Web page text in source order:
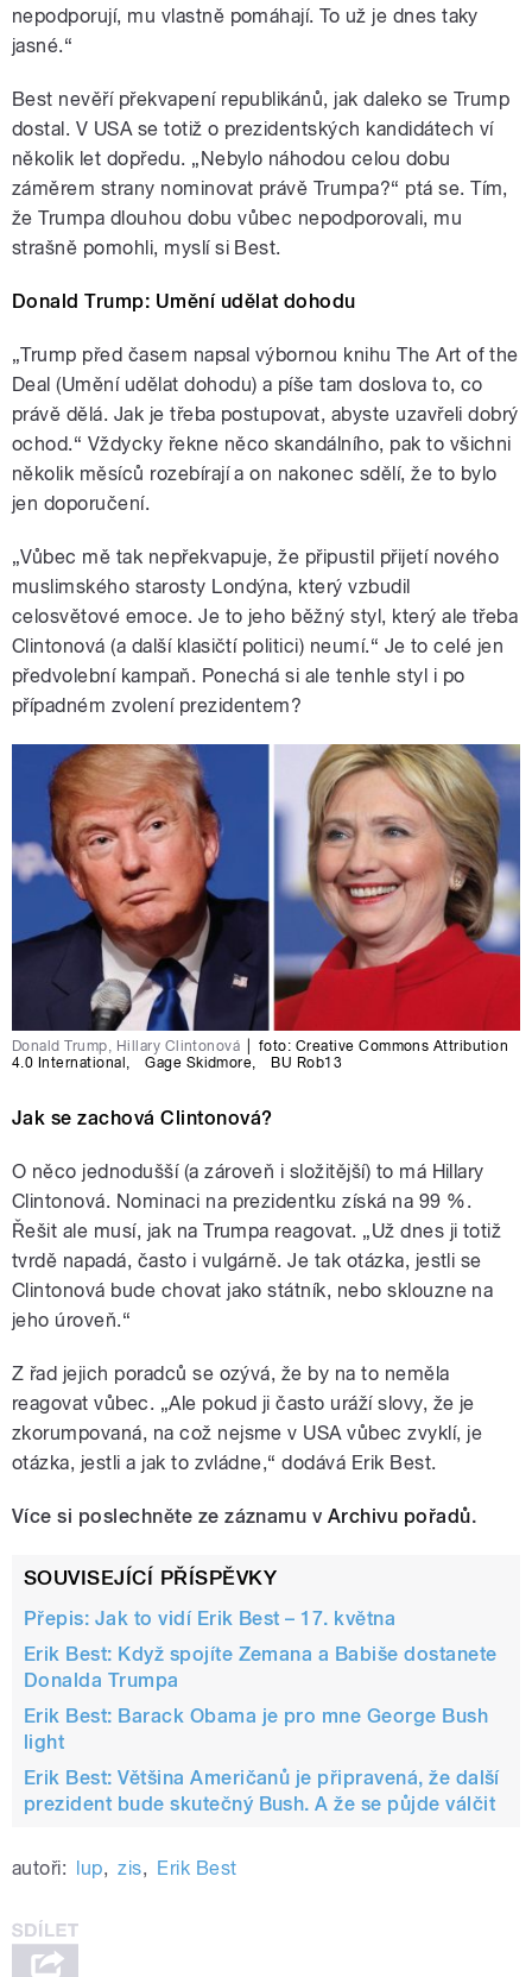
pause
nepodporují, mu vlastně pomáhají. To už je dnes taky
jasné.“
Best nevěří překvapení republikánů, jak daleko se Trump
dostal. V USA se totiž o prezidentských kandidátech ví
několik let dopředu. „Nebylo náhodou celou dobu
záměrem strany nominovat právě Trumpa?“ ptá se. Tím,
že Trumpa dlouhou dobu vůbec nepodporovali, mu
strašně pomohli, myslí si Best.
Donald Trump: Umění udělat dohodu
„Trump před časem napsal výbornou knihu The Art of the
Deal (Umění udělat dohodu) a píše tam doslova to, co
právě dělá. Jak je třeba postupovat, abyste uzavřeli dobrý
ochod.“ Vždycky řekne něco skandálního, pak to všichni
několik měsíců rozebírají a on nakonec sdělí, že to bylo
jen doporučení.
„Vůbec mě tak nepřekvapuje, že připustil přijetí nového
muslimského starosty Londýna, který vzbudil
celosvětové emoce. Je to jeho běžný styl, který ale třeba
Clintonová (a další klasičtí politici) neumí.“ Je to celé jen
předvolební kampaň. Ponechá si ale tenhle styl i po
případném zvolení prezidentem?
Donald Trump, Hillary Clintonová foto: Creative Commons Attribution
4.0 International ,Gage Skidmore, BU Rob13
Jak se zachová Clintonová?
O něco jednodušší (a zároveň i složitější) to má Hillary
Clintonová. Nominaci na prezidentku získá na 99 %.
Řešit ale musí, jak na Trumpa reagovat. „Už dnes ji totiž
tvrdě napadá, často i vulgárně. Je tak otázka, jestli se
Clintonová bude chovat jako státník, nebo sklouzne na
jeho úroveň.“
Z řad jejich poradců se ozývá, že by na to neměla
reagovat vůbec. „Ale pokud ji často uráží slovy, že je
zkorumpovaná, na což nejsme v USA vůbec zvyklí, je
otázka, jestli a jak to zvládne,“ dodává Erik Best.
Více si poslechněte ze záznamu v Archivu pořadů.
SOUVISEJÍCÍ PŘÍSPĚVKY
Přepis: Jak to vidí Erik Best – 17. května
Erik Best: Když spojíte Zemana a Babiše dostanete
Donalda Trumpa
Erik Best: Barack Obama je pro mne George Bush
light
Erik Best: Většina Američanů je připravená, že další
prezident bude skutečný Bush. A že se půjde válčit
autoři: lup, zis, Erik Best